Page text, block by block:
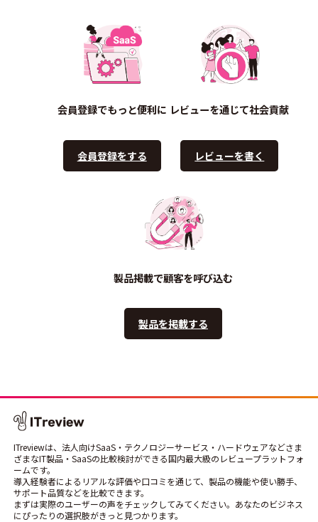
会員登録でもっと便利に
会員登録をする
レビューを通じて社会貢献
レビューを書く
製品掲載で顧客を呼び込む
製品を掲載する
ITreviewは、法人向けSaaS・テクノロジーサービス・ハードウェアなどさま
ざまなIT製品・SaaSの比較検討ができる国内最大級のレビュープラットフォ
ームです。
導入経験者によるリアルな評価や口コミを通じて、製品の機能や使い勝手、
サポート品質などを比較できます。
まずは実際のユーザーの声をチェックしてみてください。あなたのビジネス
にぴったりの選択肢がきっと見つかります。